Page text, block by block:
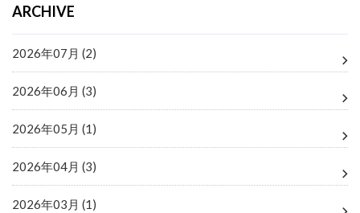
ARCHIVE
2026年07月 (2)
2026年06月 (3)
2026年05月 (1)
2026年04月 (3)
2026年03月 (1)